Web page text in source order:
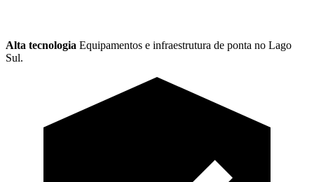
Alta tecnologia Equipamentos e infraestrutura de ponta no Lago
Sul.